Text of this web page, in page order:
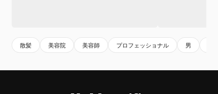
散髪 美容院 美容師 プロフェッショナル 男